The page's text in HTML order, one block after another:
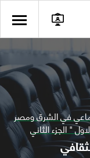
في الشرق ومصر